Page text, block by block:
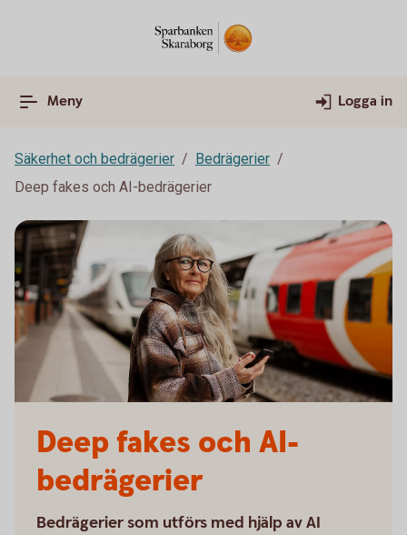
Meny Logga in
Säkerhet och bedrägerier
Bedrägerier
Deep fakes och AI-bedrägerier
Deep fakes och AI-
bedrägerier
Bedrägerier som utförs med hjälp av AI